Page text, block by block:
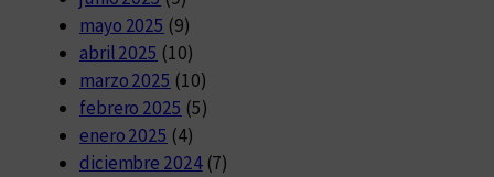
mayo 2025 (9)
abril 2025 (10)
marzo 2025 (10)
febrero 2025 (5)
enero 2025 (4)
diciembre 2024(7)